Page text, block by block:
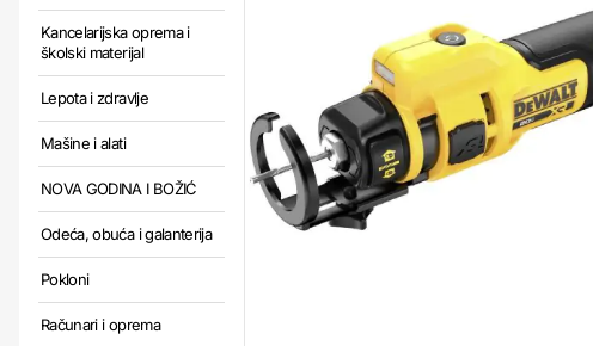
Kancelarijska oprema i
školski materijal
Lepota i zdravlje
Mašine i alati
NOVA GODINA I BOŽIĆ
Odeća, obuća i galanterija
Pokloni
Računari i oprema